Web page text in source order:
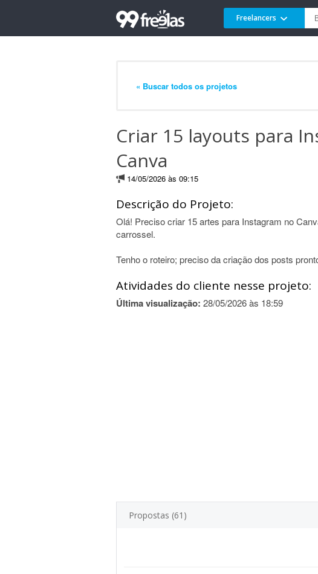
Freelancers
« Buscar todos os projetos
Criar 15 layouts para
Canva
14/05/2026 às 09:15
Descrição do Projeto:
Olá! Preciso criar 15 artes para Instagram no
carrossel.
Tenho o roteiro; preciso da criação dos posts
Atividades do cliente nesse projeto:
Última visualização: 28/05/2026 às 18:59
Propostas (61)